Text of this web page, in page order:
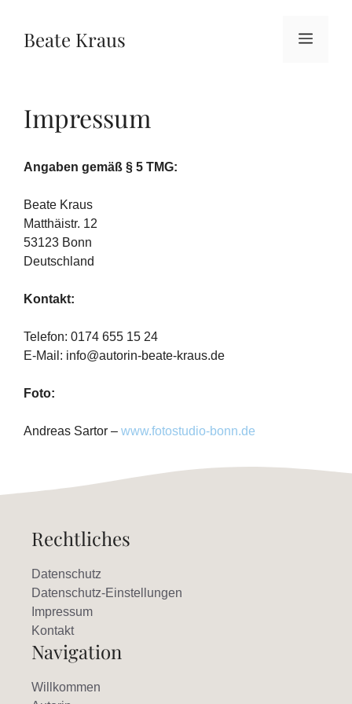
springenBeate Kraus Menü
Impressum
Angaben gemäß § 5 TMG:
Beate Kraus
Matthäistr. 12
53123 Bonn
Deutschland
Kontakt:
Telefon: 0174 655 15 24
E-Mail: info@autorin-beate-kraus.de
Foto:
Andreas Sartor – www.fotostudio-bonn.de
Rechtliches
Datenschutz
Datenschutz-Einstellungen
Impressum
Kontakt
Navigation
Willkommen